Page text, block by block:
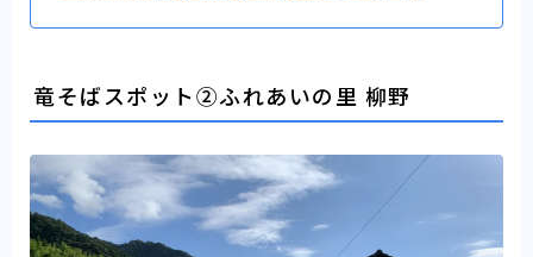
竜そばスポット②ふれあいの里 柳野